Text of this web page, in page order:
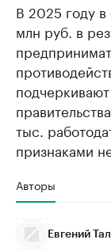
В 2025 году
млн руб. в
тыс.
признаками
Авторы
Евгений